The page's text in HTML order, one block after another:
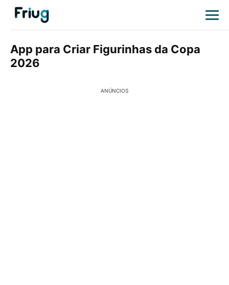
App para Criar Figurinhas da Copa
2026
ANÚNCIOS